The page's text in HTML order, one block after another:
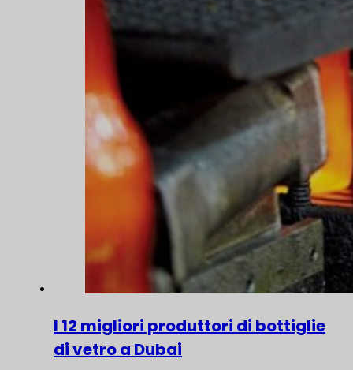
I 12 migliori produttori di bottiglie
di vetro a Dubai